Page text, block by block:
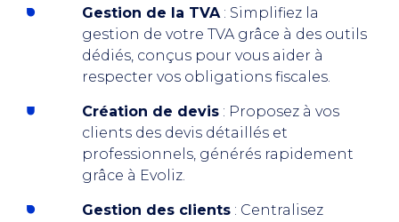
Gestion de la TVA: Simplifiez la
gestion de votre TVA grâce à des outils
dédiés, conçus pour vous aider à
respecter vos obligations fiscales.
Création de devis : Proposez à vos
clients des devis détaillés et
professionnels, générés rapidement
grâce à Evoliz.
Gestion des clients : Centralisez